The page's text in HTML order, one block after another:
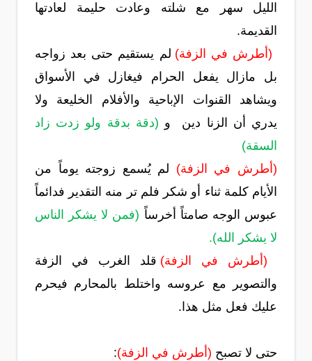
الليل سهر مع شلته وعادت حليمة لعادتها
القديمة.
(أطرش في الزفة) لم يستقيم حتى بعد زواجه
بل مازال يفعل الحرام فيغازل في الأسواق
ويشاهد القنوات الإباحية والأفلام الخليعة ولا
يدري أن الزنا دين و (دقة بدقة ولو زدت زاد
السقة)
(أطرش في الزفة) لم يُسمع زوجته يوماً من
الأيام كلمة ثناء أو شكر فلم تر منه التقدير فدائماً
عبوس الوجه صامتاً أخرساً (فمن لا يشكر الناس
لا يشكر الله).
(أطرش في الزفة) قلد الغرب في الزفة
والتصوير مع عروسه واختلط بالمحارم فيحرم
عليك فعل مثل هذا.
حتى لا تصبح (أطرش في الزفة):